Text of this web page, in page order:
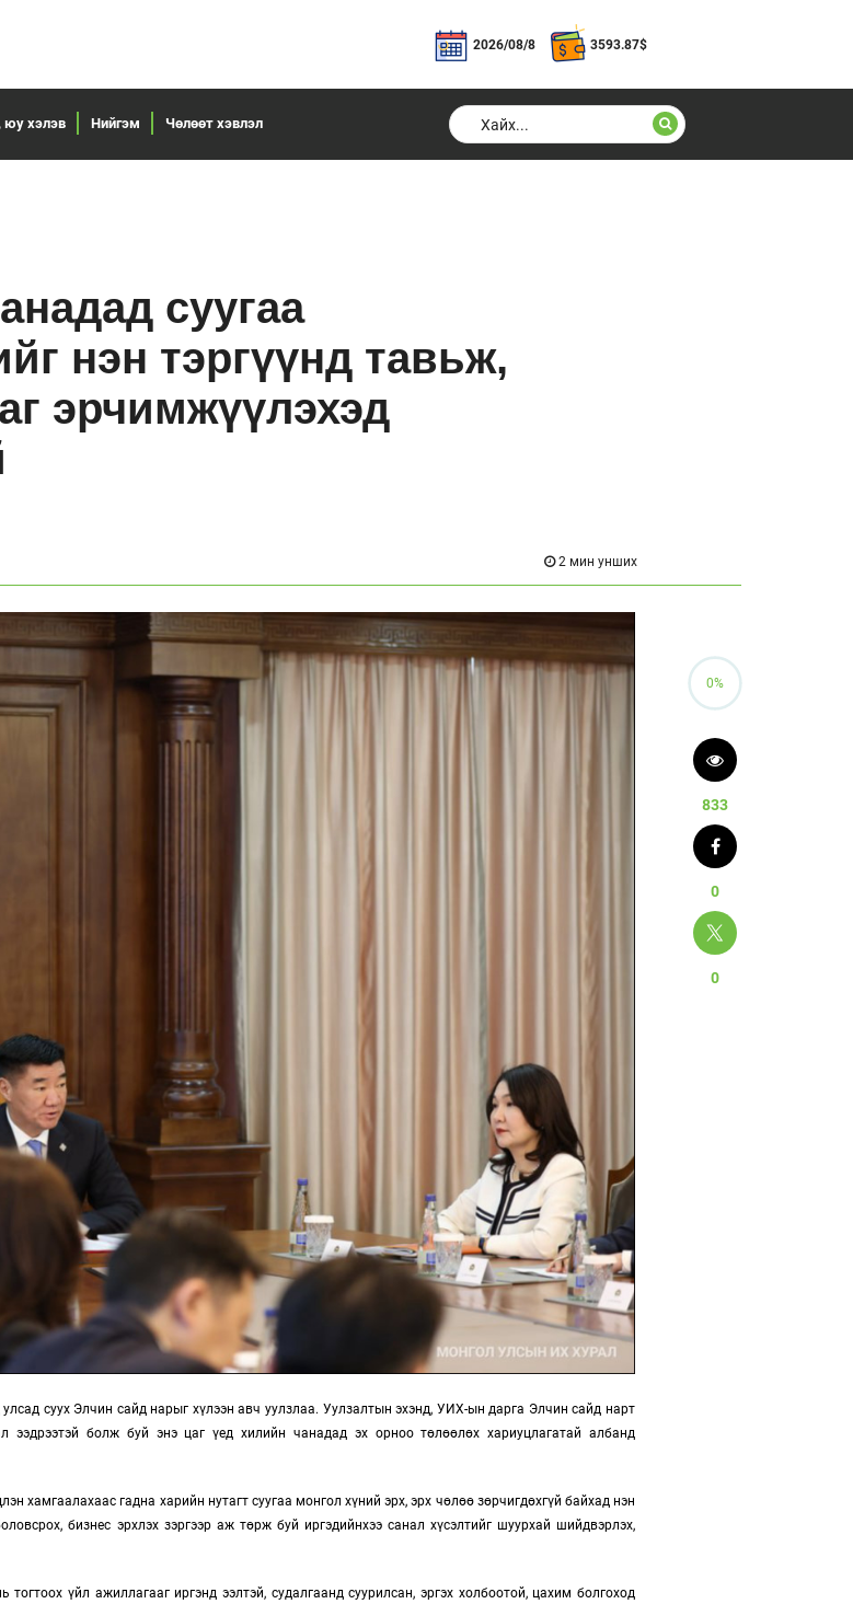
2026/08/8 3593.87$
юу хэлэв Нийгэм Чөлөөт хэвлэл
суугаа
нэн тэргүүнд тавьж,
эрчимжүүлэхэд
2 мин унших
суух Элчин сайд нарыг хүлээн авч уулзлаа. Уулзалтын эхэнд, УИХ-ын дарга Элчин сайд нарт
болж буй энэ цаг үед хилийн чанадад эх орноо төлөөлөх хариуцлагатай албанд
хамгаалахаас гадна харийн нутагт суугаа монгол хүний эрх, эрх чөлөө зөрчигдөхгүй байхад нэн
бизнес эрхлэх зэргээр аж төрж буй иргэдийнхээ санал хүсэлтийг шуурхай шийдвэрлэх,
үйл ажиллагааг иргэнд ээлтэй, судалгаанд суурилсан, эргэх холбоотой, цахим болгоход
0%
833
0
0